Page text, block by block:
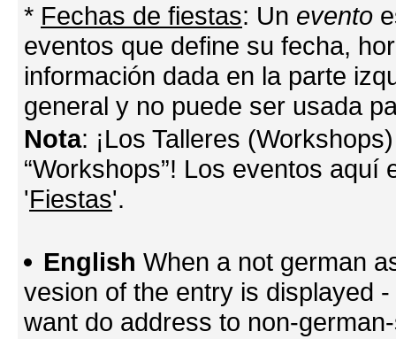
* Fechas de fiestas: Un evento
eventos que define su fecha,
información dada en la parte
general y no puede ser usada
Nota: ¡Los Talleres
“Workshops”! Los eventos
'Fiestas'.
English When a not german
vesion of the entry is displayed
want do address to non-